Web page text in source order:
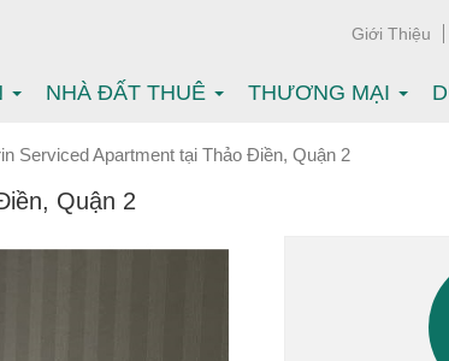
Giới Thiệu
NHÀ ĐẤT THUÊ THƯƠNG MẠI
Serviced Apartment tại Thảo Điền, Quận 2
Quận 2